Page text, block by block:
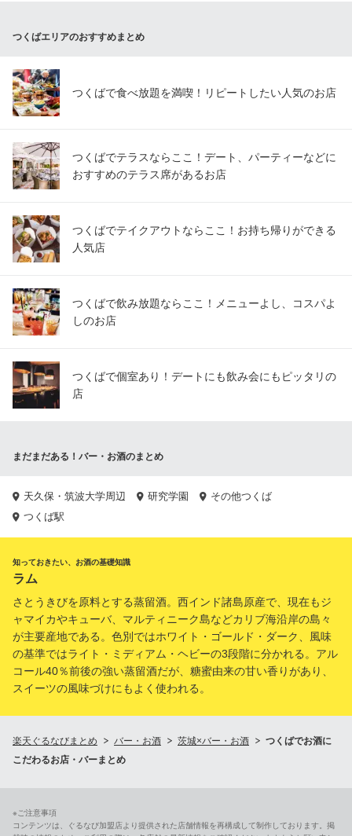
つくばエリアのおすすめまとめ
つくばで食べ放題を満喫！リピートしたい人気のお店
つくばでテラスならここ！デート、パーティーなどに
おすすめのテラス席があるお店
つくばでテイクアウトならここ！お持ち帰りができる
人気店
つくばで飲み放題ならここ！メニューよし、コスパよ
しのお店
つくばで個室あり！デートにも飲み会にもピッタリの
店
まだまだある！バー・お酒のまとめ
天久保・筑波大学周辺 研究学園
その他つくば
つくば駅
知っておきたい、お酒の基礎知識
ラム
さとうきびを原料とする蒸留酒。西インド諸島原産で、現在もジ
ャマイカやキューバ、マルティニーク島などカリブ海沿岸の島々
が主要産地である。色別ではホワイト・ゴールド・ダーク、風味
の基準ではライト・ミディアム・ヘビーの3段階に分かれる。アル
コール40％前後の強い蒸留酒だが、糖蜜由来の甘い香りがあり、
スイーツの風味づけにもよく使われる。
楽天ぐるなびまとめ バー・お酒 茨城×バー・お酒
つくばでお酒に
こだわるお店・バーまとめ
※ご注意事項
コンテンツは、ぐるなび加盟店より提供された店舗情報を再構成して制作しております。掲